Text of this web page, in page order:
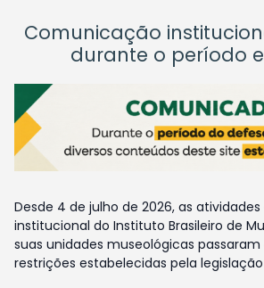
Comunicação
durante o período
Desde 4 de julho de 2026, as
institucional do Instituto Brasileiro de
suas unidades museológicas passaram
restrições estabelecidas pela